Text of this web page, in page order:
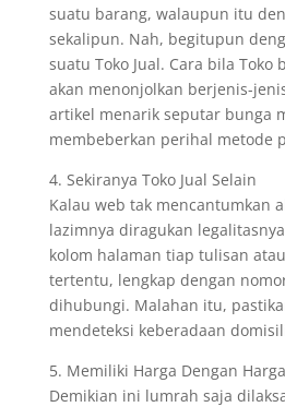
suatu barang, walaupun itu
sekalipun. Nah, begitupun
suatu Toko Jual. Cara bila Toko
akan menonjolkan berjenis-
artikel menarik seputar bunga
membeberkan perihal metode
4. Sekiranya Toko Jual Selain
Kalau web tak mencantumkan
lazimnya diragukan
kolom halaman tiap tulisan
tertentu, lengkap dengan
dihubungi. Malahan itu,
mendeteksi keberadaan
5. Memiliki Harga Dengan
Demikian ini lumrah saja